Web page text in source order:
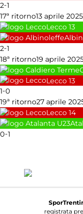
2-1
17ª ritorno13 aprile 2025
Lecco 13
2-1
18ª ritorno19 aprile
Lecco 13
1-0
19ª ritorno27 aprile
Lecco 14
0-1
registrata